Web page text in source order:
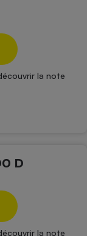
la note
D
la note